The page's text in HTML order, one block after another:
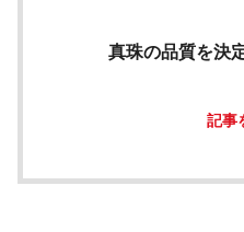
真珠の品質を決
記事